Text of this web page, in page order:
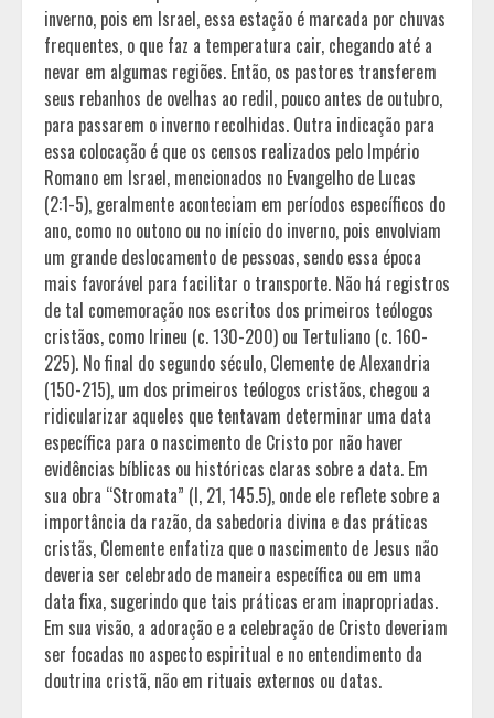
inverno, pois em Israel, essa estação é marcada por chuvas
frequentes, o que faz a temperatura cair, chegando até a
nevar em algumas regiões. Então, os pastores transferem
seus rebanhos de ovelhas ao redil, pouco antes de outubro,
para passarem o inverno recolhidas. Outra indicação para
essa colocação é que os censos realizados pelo Império
Romano em Israel, mencionados no Evangelho de Lucas
(2:1-5), geralmente aconteciam em períodos específicos do
ano, como no outono ou no início do inverno, pois envolviam
um grande deslocamento de pessoas, sendo essa época
mais favorável para facilitar o transporte. Não há registros
de tal comemoração nos escritos dos primeiros teólogos
cristãos, como Irineu (c. 130-200) ou Tertuliano (c. 160-
225). No final do segundo século, Clemente de Alexandria
(150-215), um dos primeiros teólogos cristãos, chegou a
ridicularizar aqueles que tentavam determinar uma data
específica para o nascimento de Cristo por não haver
evidências bíblicas ou históricas claras sobre a data. Em
sua obra “Stromata” (I, 21, 145.5), onde ele reflete sobre a
importância da razão, da sabedoria divina e das práticas
cristãs, Clemente enfatiza que o nascimento de Jesus não
deveria ser celebrado de maneira específica ou em uma
data fixa, sugerindo que tais práticas eram inapropriadas.
Em sua visão, a adoração e a celebração de Cristo deveriam
ser focadas no aspecto espiritual e no entendimento da
doutrina cristã, não em rituais externos ou datas.